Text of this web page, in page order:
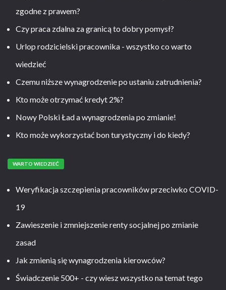
zgodne z prawem?
Czy praca zdalna za granicą to dobry pomysł?
Urlop rodzicielski pracownika - wszystko co warto
wiedzieć
Czemu niższe wynagrodzenie po ustaniu zatrudnienia?
Kto może otrzymać kredyt 2%?
Nowy Polski Ład a wynagrodzenia po zmianie!
Kto może wykorzystać bon turystyczny i do kiedy?
WARTO WIEDZIEĆ
Weryfikacja szczepienia pracowników przeciwko COVID-
19
Zawieszenie i zmniejszenie renty socjalnej po zmianie
zasad
Jak zmienią się wynagrodzenia kierowców?
Świadczenie 500+ - czy wiesz wszystko na temat tego